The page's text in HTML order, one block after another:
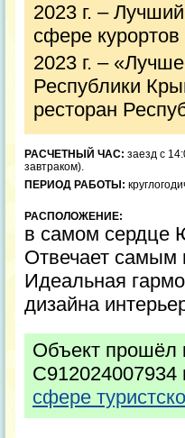
2023 г. –
сфере
2023 г. –
Республики
ресторан
РАСЧЕТНЫЙ ЧАС: заезд с
завтраком).
ПЕРИОД РАБОТЫ:
РАСПОЛОЖЕНИЕ:
в самом сердце
Отвечает самым
Идеальная
дизайна
Объект прошёл
С912024007934
сфере